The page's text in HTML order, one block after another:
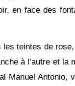
en face des
teintes de
à l’autre et la
Manuel Antonio,